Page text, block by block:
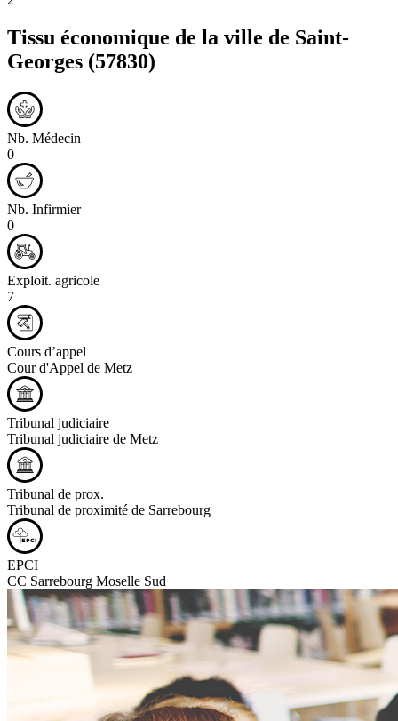
Tissu économique de la ville de Saint-
Georges (57830)
Nb. Médecin
0
Nb. Infirmier
0
Exploit. agricole
7
Cours d’appel
Cour d'Appel de Metz
Tribunal judiciaire
Tribunal judiciaire de Metz
Tribunal de prox.
Tribunal de proximité de Sarrebourg
EPCI
CC Sarrebourg Moselle Sud